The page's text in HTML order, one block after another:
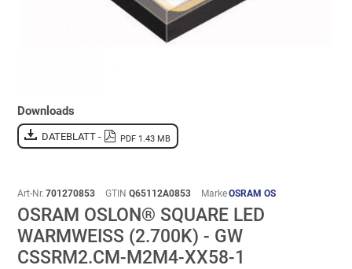
Downloads
DATEBLATT - PDF 1.43 MB
Art-Nr. 701270853 GTIN Q65112A0853 MarkeOSRAM OS
OSRAM OSLON® SQUARE LED
WARMWEISS (2.700K) - GW C
SSRM2.CM-M2M4-XX58-1